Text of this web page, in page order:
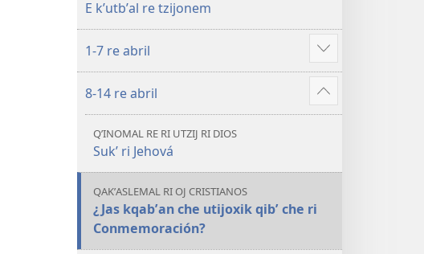
Abril
E kʼutbʼal re tzijonem
1-7 re abril
Show
more
8-14 re abril
Show
more
QʼINOMAL RE RI UTZIJ RI DIOS
Sukʼ ri Jehová
QAKʼASLEMAL RI OJ CRISTIANOS
¿Jas kqabʼan che utijoxik qibʼ che ri
Conmemoración?